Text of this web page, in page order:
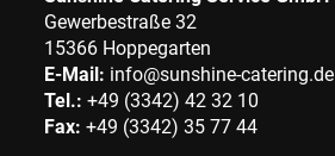
Gewerbestraße 32
15366 Hoppegarten
E-Mail: info@sunshine-catering.de
Tel.: +49 (3342) 42 32 10
Fax: +49 (3342) 35 77 44